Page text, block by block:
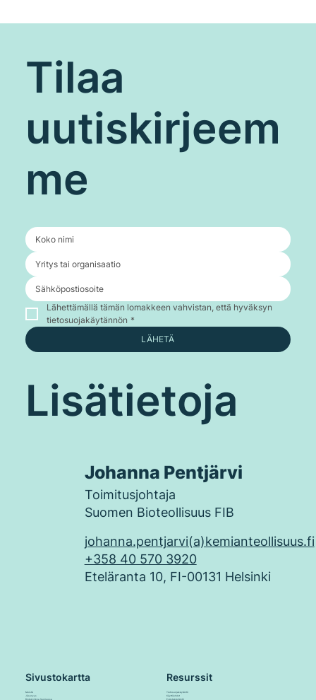
Tilaa
uutiskirjeem
me
Lähettämällä tämän lomakkeen vahvistan, että hyväksyn
tietosuojakäytännön *
LÄHETÄ
Sivustokartta
Meistä
Jäsenyys
Resurssit
Tietosuojakäytäntö
Käyttöehdot
Johanna Pentjärvi
Toimitusjohtaja
Suomen Bioteollisuus FIB
johanna.pentjarvi(a)kemianteollisuus.fi
+358 40 570 3920
Eteläranta 10, FI-00131 Helsinki
Lisätietoja